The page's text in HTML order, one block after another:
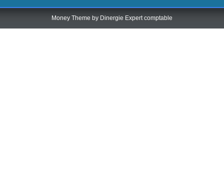
Money Theme by Dinergie Expert comptable